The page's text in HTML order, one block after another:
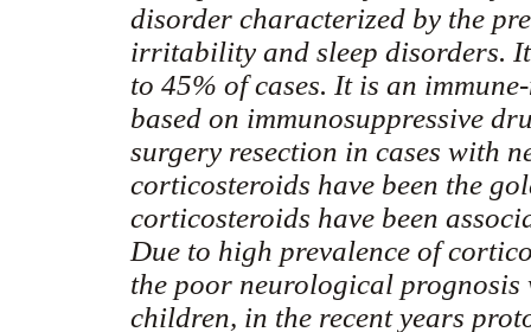
disorder characterized by the
irritability and sleep disorders.
to 45% of cases. It is an
based on immunosuppressive
surgery resection in cases with
corticosteroids have been the
corticosteroids have been
Due to high prevalence of
the poor neurological prognosis
children, in the recent years